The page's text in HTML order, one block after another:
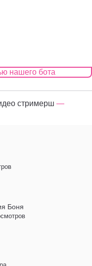
стримерш —
Боня